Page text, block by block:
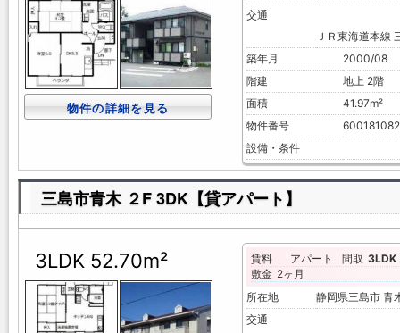
物件の詳細を見る
交通
ＪＲ東海道本線
築年月
2000/08
階建
地上 2階
面積
41.97m²
物件番号
設備・条件
三島市青木 ２F 3DK【貸アパート】
3LDK 52.70m² 賃料 アパート 間取 3LDK
敷金 2ヶ月
所在地
静岡県三島市
交通